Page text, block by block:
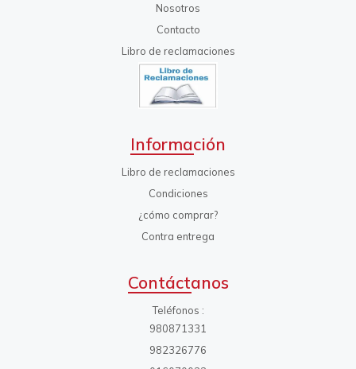
Nosotros
Contacto
Libro de reclamaciones
Información
Libro de reclamaciones
Condiciones
¿cómo comprar?
Contra entrega
Contáctanos
Teléfonos
980871331
982326776